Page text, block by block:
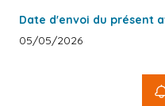
Date d'envoi du présent
05/05/2026